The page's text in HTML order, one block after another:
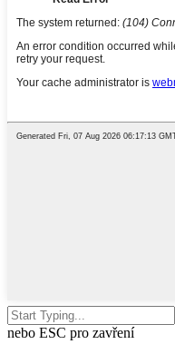
nebo ESC pro zavření